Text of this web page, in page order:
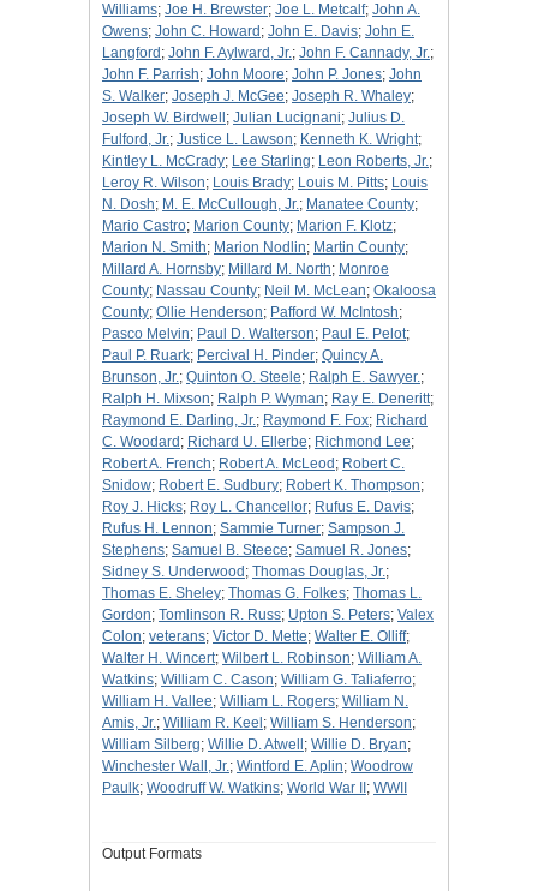
Williams; Joe H. Brewster; Joe L. Metcalf; John A.
Owens; John C. Howard ; John E. Davis; John E.
Langford ; John F. Aylward, Jr.; John F. Cannady, Jr.;
John F. Parrish; John Moore; John P. Jones; John
S. Walker; Joseph J. McGee; Joseph R. Whaley;
Joseph W. Birdwell ; Julian Lucignani; Julius D.
Fulford, Jr.; Justice L. Lawson; Kenneth K. Wright;
Kintley L. McCrady; Lee Starling; Leon Roberts, Jr.;
Leroy R. Wilson; Louis Brady; Louis M. Pitts; Louis
N. Dosh; M. E. McCullough, Jr.; Manatee County;
Mario Castro; Marion County; Marion F. Klotz;
Marion N. Smith; Marion Nodlin; Martin County;
Millard A. Hornsby; Millard M. North; Monroe
County; Nassau County; Neil M. McLean; Okaloosa
County; Ollie Henderson; Pafford W. McIntosh;
Pasco Melvin; Paul D. Walterson; Paul E. Pelot;
Paul P. Ruark; Percival H. Pinder; Quincy A.
Brunson, Jr.; Quinton O. Steele; Ralph E. Sawyer.;
Ralph H. Mixson; Ralph P. Wyman; Ray E. Deneritt;
Raymond E. Darling, Jr.; Raymond F. Fox; Richard
C. Woodard ; Richard U. Ellerbe; Richmond Lee;
Robert A. French; Robert A. McLeod ; Robert C.
Snidow; Robert E. Sudbury; Robert K. Thompson;
Roy J. Hicks; Roy L. Chancellor; Rufus E. Davis;
Rufus H. Lennon; Sammie Turner; Sampson J.
Stephens; Samuel B. Steece; Samuel R. Jones;
Sidney S. Underwood ; Thomas Douglas, Jr.;
Thomas E. Sheley; Thomas G. Folkes; Thomas L.
Gordon; Tomlinson R. Russ; Upton S. Peters; Valex
Colon; veterans; Victor D. Mette; Walter E. Olliff;
Walter H. Wincert; Wilbert L. Robinson; William A.
Watkins; William C. Cason; William G. Taliaferro;
William H. Vallee; William L. Rogers; William N.
Amis, Jr.; William R. Keel ; William S. Henderson;
William Silberg; Willie D. Atwell ; Willie D. Bryan;
Winchester Wall, Jr.; Wintford E. Aplin; Woodrow
Paulk; Woodruff W. Watkins; World War II ; WWII
Output Formats